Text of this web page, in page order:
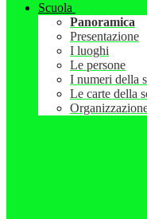
Scuola
Panoramica
Presentazione
I luoghi
Le persone
I numeri della
Le carte della